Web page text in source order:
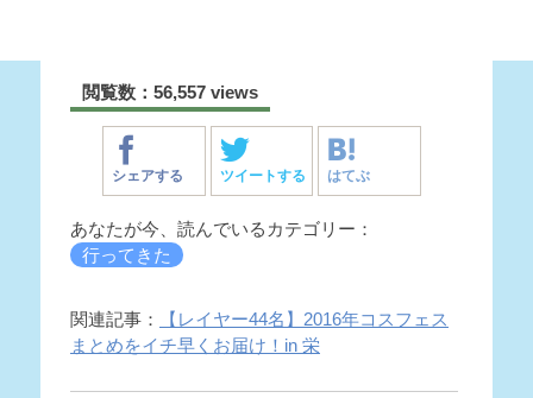
閲覧数：56,557 views
シェアする ツイートする はてぶ
あなたが今、読んでいるカテゴリー：
行ってきた
関連記事：
【レイヤー44名】2016年コスフェス
まとめをイチ早くお届け！in 栄